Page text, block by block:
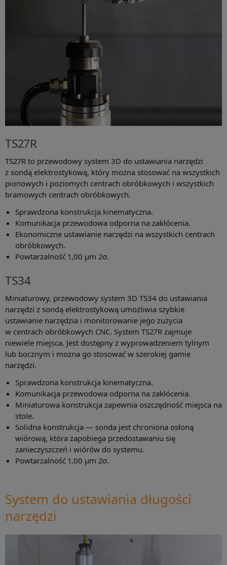
TS27R
TS27R to przewodowy system 3D do ustawiania narzędzi
z sondą elektrostykową, który można stosować na wszystkich
pionowych i poziomych centrach obróbkowych i wszystkich
bramowych centrach obróbkowych.
Sprawdzona konstrukcja kinematyczna.
Komunikacja przewodowa odporna na zakłócenia.
Ekonomiczne ustawianie narzędzi na wszystkich centrach
obróbkowych.
Powtarzalność 1,00 μm 2σ.
TS34
Miniaturowy, przewodowy system 3D TS34 do ustawiania
narzędzi z sondą elektrostykową umożliwia szybkie
ustawianie narzędzia i monitorowanie jego zużycia
w centrach obróbkowych CNC. System TS27R zajmuje
niewiele miejsca. Jest dostępny z wyprowadzeniem tylnym
lub bocznym i można go stosować w szerokiej gamie
narzędzi.
Sprawdzona konstrukcja kinematyczna.
Komunikacja przewodowa odporna na zakłócenia.
Miniaturowa konstrukcja zapewnia oszczędność miejsca na
stole.
Solidna konstrukcja — sonda jest chroniona osłoną
wiórową, która zapobiega przedostawaniu się
zanieczyszczeń i wiórów do systemu.
Powtarzalność 1,00 μm 2σ.
System do ustawiania długości
narzędzi